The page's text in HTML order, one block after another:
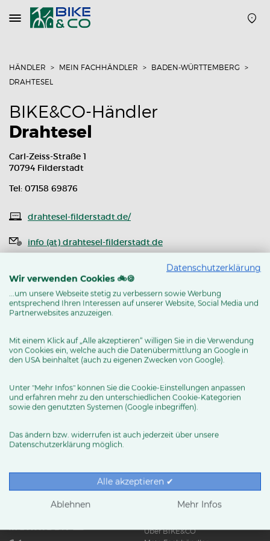
Navigation
öffnen
HÄNDLER MEIN FACHHÄNDLER
BADEN-WÜRTTEMBERG
DRAHTESEL
BIKE&CO-Händler
Drahtesel
Carl-Zeiss-Straße 1
70794 Filderstadt
Tel: 07158 69876
drahtesel-filderstadt.de/
info (at) drahtesel-filderstadt.de
MEHR ERFAHREN
News & Trends
Ratgeber
Über BIKE&CO
Datenschutzerklärung
Wir verwenden Cookies 🚲🍪
...um unsere Webseite stetig zu verbessern sowie Werbung
entsprechend Ihren Interessen auf unserer Website, Social Media und
Partnerwebsites anzuzeigen.
Mit einem Klick auf „Alle akzeptieren“ willigen Sie in die Verwendung
von Cookies ein, welche auch die Datenübermittlung an Google in
den USA beinhaltet (auch zu eigenen Zwecken von Google).
Unter "Mehr Infos" können Sie die Cookie-Einstellungen anpassen
und erfahren mehr zu den unterschiedlichen Cookie-Kategorien
sowie den genutzten Systemen (Google inbegriffen).
Das ändern bzw. widerrufen ist auch jederzeit über unsere
Datenschutzerklärung möglich.
Alle akzeptieren ✔
Ablehnen Mehr Infos